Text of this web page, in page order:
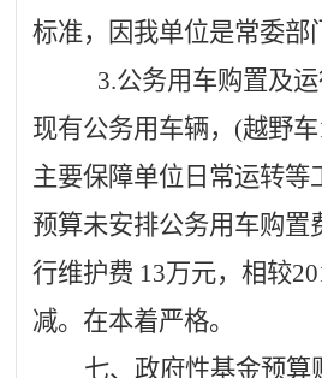
标准，因我单位是常委部
3.公务用车购置及
现有公务用车辆，(越野车
主要保障单位日常运转等
预算未安排公务用车购置
行维护费 13万元，相较
减。在本着严格。
七、政府性基金预算